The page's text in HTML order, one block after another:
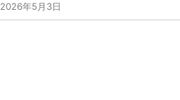
2026年5月3日